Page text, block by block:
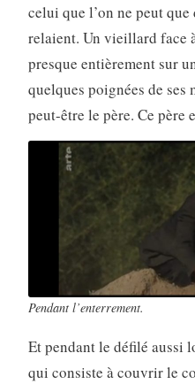
celui que l’on ne peut
relaient. Un vieillard face
presque entièrement sur
quelques poignées de ses
peut-être le père. Ce père
Pendant l’enterrement.
Et pendant le défilé aussi
qui consiste à couvrir le